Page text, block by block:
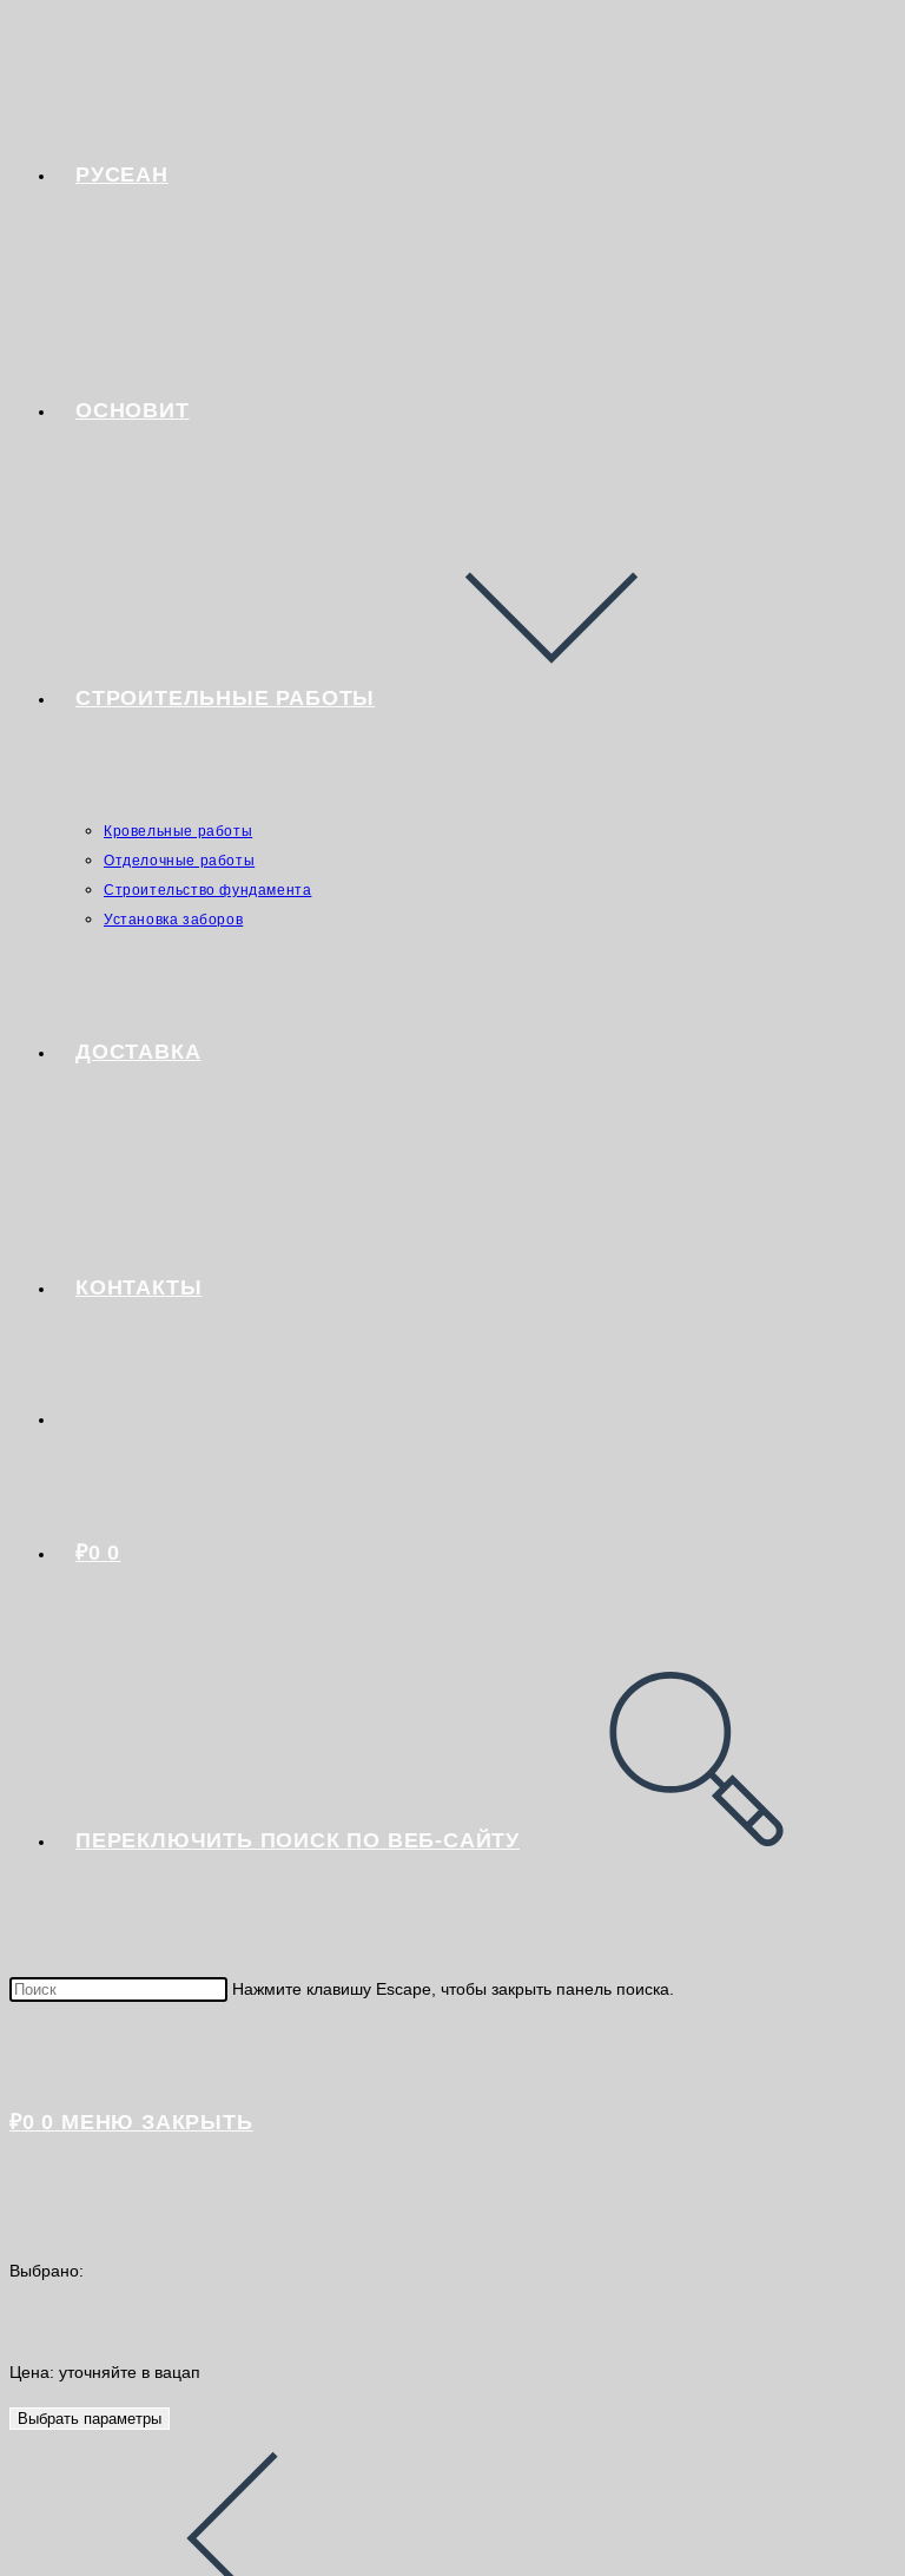
РУСЕАН
ОСНОВИТ
СТРОИТЕЛЬНЫЕ РАБОТЫ
Кровельные работы
Отделочные работы
Строительство фундамента
Установка заборов
ДОСТАВКА
КОНТАКТЫ
₽0 0
ПЕРЕКЛЮЧИТЬ ПОИСК ПО ВЕБ-САЙТУ
Нажмите клавишу Escape, чтобы закрыть панель поиска.
₽0 0 МЕНЮ ЗАКРЫТЬ
Выбрано:
Цена: уточняйте в вацап
Выбрать параметры